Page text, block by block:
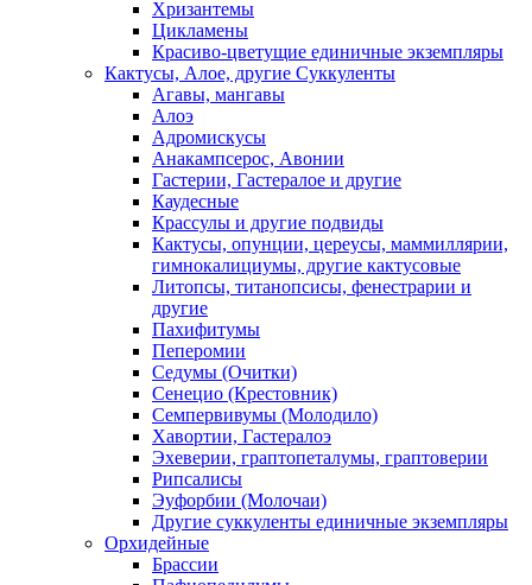
Хризантемы
Цикламены
Красиво-цветущие единичные экземпляры
Кактусы, Алое, другие Суккуленты
Агавы, мангавы
Алоэ
Адромискусы
Анакампсерос, Авонии
Гастерии, Гастералое и другие
Каудесные
Крассулы и другие подвиды
Кактусы, опунции, цереусы, маммиллярии,
гимнокалициумы, другие кактусовые
Литопсы, титанопсисы, фенестрарии и
другие
Пахифитумы
Пеперомии
Седумы (Очитки)
Сенецио (Крестовник)
Семпервивумы (Молодило)
Хавортии, Гастералоэ
Эхеверии, граптопеталумы, граптоверии
Рипсалисы
Эуфорбии (Молочаи)
Другие суккуленты единичные экземпляры
Орхидейные
Брассии